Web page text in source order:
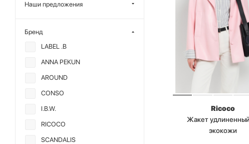
Ricoco
Жакет
экокожи
Наши предложения
Бренд
LABEL .B
ANNA PEKUN
AROUND
CONSO
I.B.W.
RICOCO
SCANDALIS